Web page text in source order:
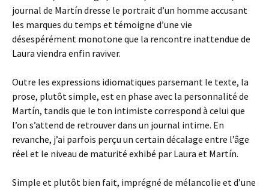
journal de Martín dresse le portrait d’un homme accusant
les marques du temps et témoigne d’une vie
désespérément monotone que la rencontre inattendue de
Laura viendra enfin raviver.
Outre les expressions idiomatiques parsemant le texte, la
prose, plutôt simple, est en phase avec la personnalité de
Martín, tandis que le ton intimiste correspond à celui que
l’on s’attend de retrouver dans un journal intime. En
revanche, j’ai parfois perçu un certain décalage entre l’âge
réel et le niveau de maturité exhibé par Laura et Martín.
Simple et plutôt bien fait, imprégné de mélancolie et d’une